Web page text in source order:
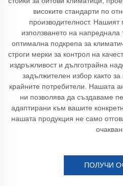
високите стандарти по
производителност. Нашият
използването на напреднала
оптимална подкрепа за
строги мерки за контрол на
издръжливост и дълготрайна
задължителен избор както
крайните потребители. Нашата
ни позволява да създаваме
адаптирани към вашите
нашата продукция не само
ПОЛУЧИ